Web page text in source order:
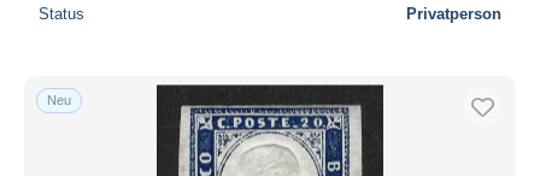
Status Privatperson
Neu